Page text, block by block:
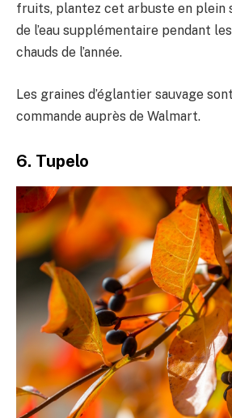
fruits, plantez cet arbuste en plein
de l’eau supplémentaire pendant
chauds de l’année.
Les graines d’églantier sauvage
commande auprès de Walmart.
6. Tupelo